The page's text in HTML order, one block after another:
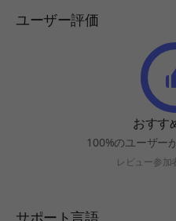
ユーザー評価
おすす
100%のユーザー
レビュー参加
サポート言語